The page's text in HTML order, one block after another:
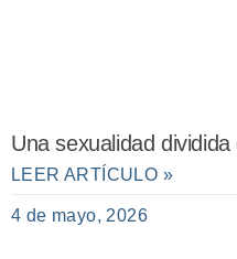
Una sexualidad
LEER ARTÍCULO »
4 de mayo, 2026